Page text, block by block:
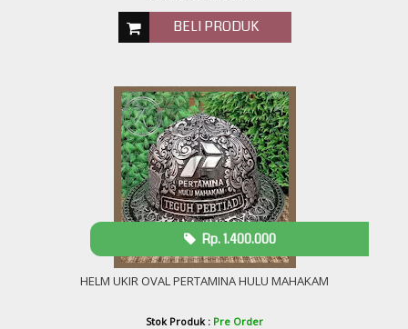
BELI PRODUK
HELM UKIR OVAL PERTAMINA HULU MAHAKAM
Rp. 1.400.000
Stok Produk : Pre Order